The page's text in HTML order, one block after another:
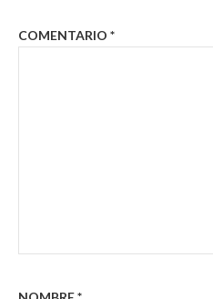
COMENTARIO *